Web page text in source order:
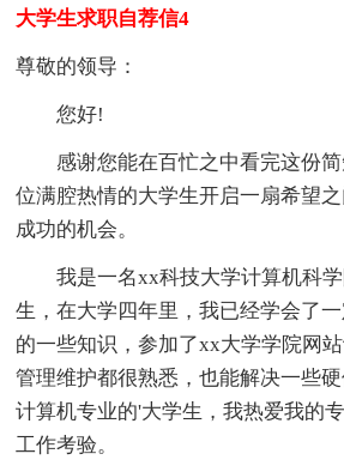
大学生求职自荐信4
尊敬的领导：
您好!
感谢您能在百忙之中看完这份简
位满腔热情的大学生开启一扇希望
成功的机会。
我是一名xx科技大学计算机科学
生，在大学四年里，我已经学会了
的一些知识，参加了xx大学学院网
管理维护都很熟悉，也能解决一些
计算机专业的'大学生，我热爱我的
工作考验。